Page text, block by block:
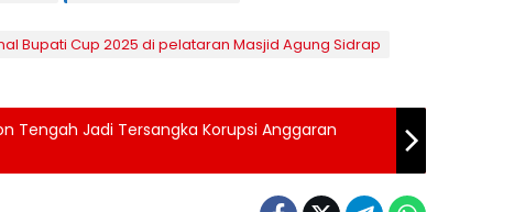
Bupati Cup 2025 di pelataran Masjid Agung Sidrap
Tengah Jadi Tersangka Korupsi Anggaran